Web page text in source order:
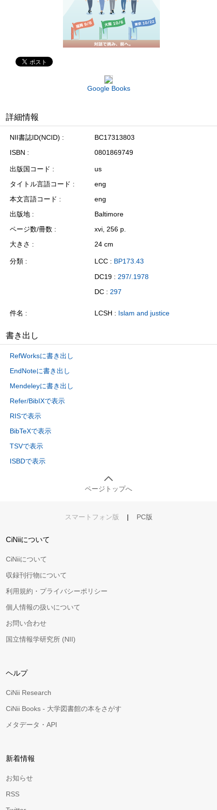
Google Books
詳細情報
NII書誌ID(NCID)
BC17313803
ISBN
0801869749
出版国コード
us
タイトル言語コード
eng
本文言語コード
eng
出版地
Baltimore
ページ数/冊数
xvi, 256 p.
大きさ
24 cm
分類 LCC : BP173.43
DC19 : 297/.1978
DC : 297
件名 LCSH : Islam and justice
書き出し
RefWorksに書き出し
EndNoteに書き出し
Mendeleyに書き出し
Refer/BibIXで表示
RISで表示
BibTeXで表示
TSVで表示
ISBDで表示
ページトップへ
スマートフォン版 | PC版
CiNiiについて
CiNiiについて
収録刊行物について
利用規約・プライバシーポリシー
個人情報の扱いについて
お問い合わせ
国立情報学研究所 (NII)
ヘルプ
CiNii Research
CiNii Books - 大学図書館の本をさがす
メタデータ・API
新着情報
お知らせ
RSS